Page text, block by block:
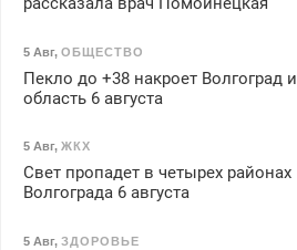
5 Авг, ОБЩЕСТВО
Пекло до +38 накроет Волгоград и
область 6 августа
5 Авг, ЖКХ
Свет пропадет в четырех районах
Волгограда 6 августа
5 Авг, ЗДОРОВЬЕ